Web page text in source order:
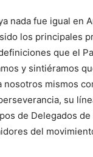
nada fue igual en
los principales
que el
y sintiéramos
nosotros mismos
su
de Delegados
del